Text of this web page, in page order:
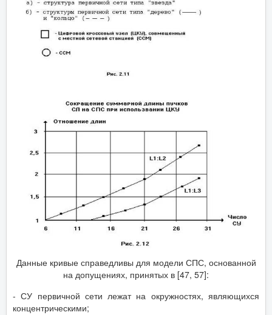
Данные кривые справедливы для модели СПС, основанной
на допущениях, принятых в [47, 57]:
- СУ первичной сети лежат на окружностях, являющихся
концентрическими;